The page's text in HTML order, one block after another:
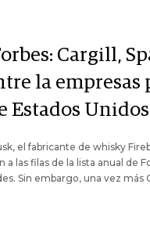
Cargill,
la empresas
Estados Unidos
el fabricante de whisky
a las filas de la lista anual de
Sin embargo, una vez más